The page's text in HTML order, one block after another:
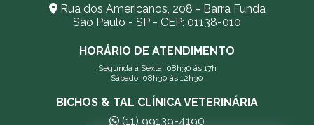
Rua dos Americanos, 208 - Barra Funda
São Paulo - SP - CEP: 01138-010
HORÁRIO DE ATENDIMENTO
Segunda a Sexta: 08h30 às 17h
Sábado: 08h30 às 12h30
BICHOS & TAL CLÍNICA VETERINÁRIA
(11) 99139-4190